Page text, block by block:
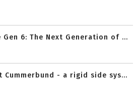
Gen 6: The Next Generation of ...
Cummerbund - a rigid side sys...